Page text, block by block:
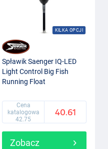
KILKA OPCJI
Spławik Saenger IQ-LED
Light Control Big Fish
Running Float
Cena
katalogowa
42.75
40.61
Zobacz